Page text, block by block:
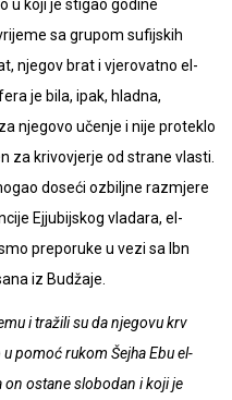
u koji je stigao godine
sa grupom sufijskih
njegov brat i vjerovatno el-
je bila, ipak, hladna,
njegovo učenje i nije proteklo
za krivovjerje od strane vlasti.
doseći ozbiljne razmjere
Ejjubijskog vladara, el-
preporuke u vezi sa Ibn
iz Budžaje.
i tražili su da njegovu krv
pomoć rukom Šejha Ebu el-
on ostane slobodan i koji je